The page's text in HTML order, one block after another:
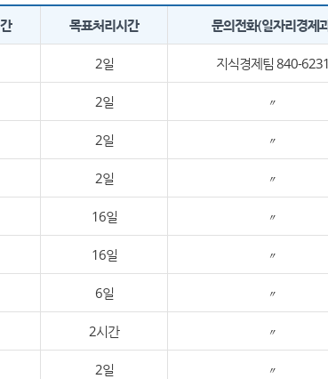
목표처리시간 문의전화(일자리경제
2일 지식경제팀 840-
2일 〃
2일 〃
2일 〃
16일 〃
16일 〃
6일 〃
2시간 〃
2일 〃